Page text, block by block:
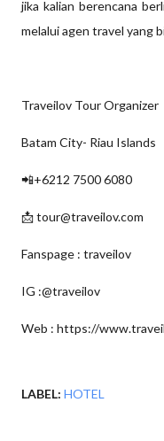
jika kalian berencana
melalui agen travel yang
Traveilov Tour Organizer
Batam City- Riau Islands
📲+6212 7500 6080
📩 tour@traveilov.com
Fanspage : traveilov
IG :@traveilov
Web : https://
LABEL: HOTEL